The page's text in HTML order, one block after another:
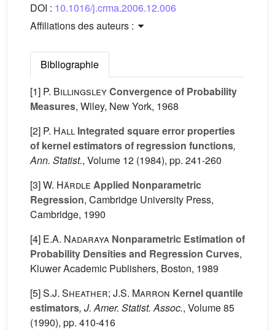
DOI : 10.1016/j.crma.2006.12.006
Affiliations des auteurs :
Bibliographie
[1] P. BillingsleyConvergence of Probability
Measures, Wiley, New York, 1968
[2] P. Hall Integrated square error properties
of kernel estimators of regression functions,
Ann. Statist., Volume 12 (1984), pp. 241-260
[3]W. Härdle Applied Nonparametric
Regression, Cambridge University Press,
Cambridge, 1990
[4] E.A. Nadaraya Nonparametric Estimation of
Probability Densities and Regression Curves,
Kluwer Academic Publishers, Boston, 1989
[5]S.J. Sheather; J.S. Marron Kernel quantile
estimators, J. Amer. Statist. Assoc., Volume 85
(1990), pp. 410-416